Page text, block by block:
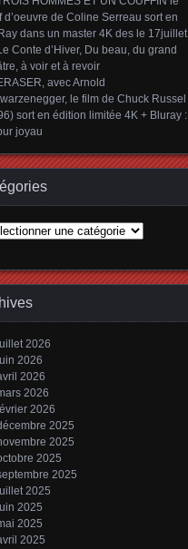
d’oeuvre de Coline Serreau sort en
dans un master 4K des le 17juillet
Conte d’Hiver, Du beau, du grand
à voir et à revoir
avec Arnold
le film de Chuck Russel
sort en édition limitée 4K + Bluray :
joyau
2026
2026
2026
2026
2026
2025
2025
2025
2025
2025
2025
2025
2025